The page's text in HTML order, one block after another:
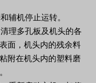
辅机停止运转。
理多孔板及机头的各
面，机头内的残余料
附在机头内的塑料磨